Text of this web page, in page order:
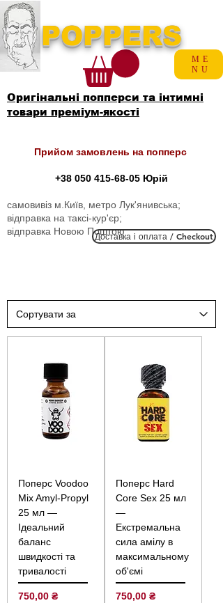
POPPERS
Оригінальні попперси та інтимні
товари преміум-якості
Прийом замовлень на попперс
+38 050 415-68-05 Юрій
самовивіз м.Київ, метро Лук'янивська;
відправка на таксі-кур'єр;
відправка Новою ПоштоюДоставка і оплата / Checkout
ME
NU
Поперс Voodoo
Mix Amyl-Propyl
25 мл —
Ідеальний
баланс
швидкості та
тривалості
Ціна
750,00 ₴
Поперс Hard
Core Sex 25 мл
—
Екстремальна
сила амілу в
максимальному
об'ємі
Ціна
750,00 ₴